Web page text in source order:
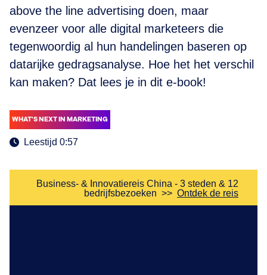
above the line advertising doen, maar
evenzeer voor alle digital marketeers die
tegenwoordig al hun handelingen baseren op
datarijke gedragsanalyse. Hoe het het verschil
kan maken? Dat lees je in dit e-book!
WHAT'S NEXT IN MARKETING
Leestijd 0:57
Business- & Innovatiereis China - 3 steden & 12
bedrijfsbezoeken >> Ontdek de reis